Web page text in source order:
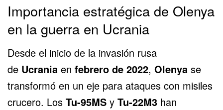
Importancia estratégica de Olenya
en la guerra en Ucrania
Desde el inicio de la invasión rusa
de Ucrania en febrero de 2022, Olenya se
transformó en un eje para ataques con misiles
crucero. Los Tu-95MS y Tu-22M3 han